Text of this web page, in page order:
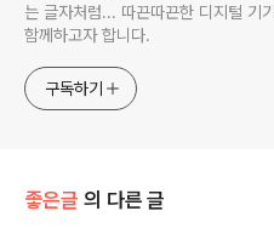
는 글자처럼... 따끈따끈한 디지털 기
함께하고자 합니다.
구독하기
좋은글 의 다른 글